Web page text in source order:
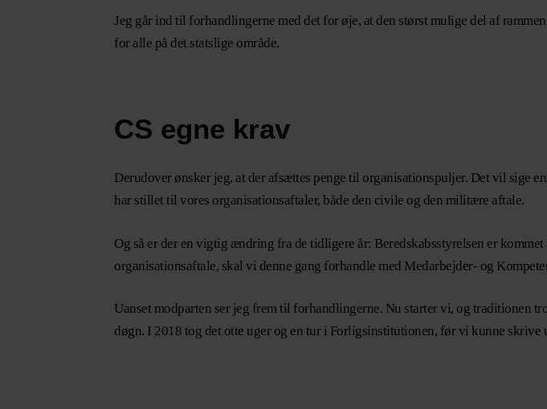
Jeg går ind til forhandlingerne med det for øje, at den størst mulige del af
for alle på det statslige område.
CS egne krav
Derudover ønsker jeg, at der afsættes penge til organisationspuljer. Det vil sige
har stillet til vores organisationsaftaler, både den civile og den militære aftale.
Og så er der en vigtig ændring fra de tidligere år: Beredskabsstyrelsen er
organisationsaftale, skal vi denne gang forhandle med Medarbejder- og
Uanset modparten ser jeg frem til forhandlingerne. Nu starter vi, og traditionen
døgn. I 2018 tog det otte uger og en tur i Forligsinstitutionen, før vi kunne skrive